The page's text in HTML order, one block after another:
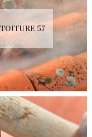
57